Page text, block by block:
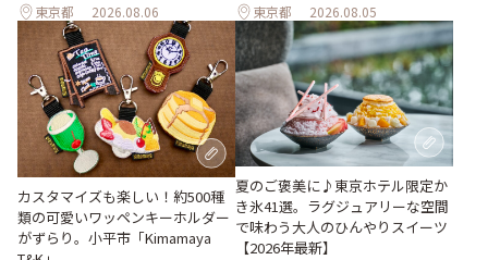
東京都 2026.08.06 東京都 2026.08.05
カスタマイズも楽しい！約500種
類の可愛いワッペンキーホルダー
がずらり。小平市「Kimamaya
夏のご褒美に♪東京ホテル限定か
き氷41選。ラグジュアリーな空間
で味わう大人のひんやりスイーツ
【2026年最新】